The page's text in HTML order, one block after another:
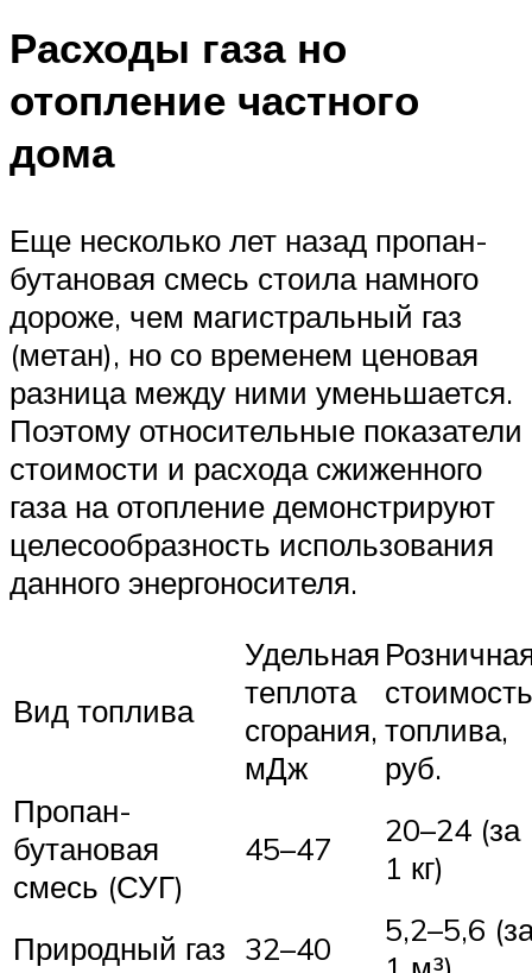
Расходы газа но
отопление частного
дома
Еще несколько лет назад пропан-
бутановая смесь стоила намного
дороже, чем магистральный газ
(метан), но со временем ценовая
разница между ними уменьшается.
Поэтому относительные показатели
стоимости и расхода сжиженного
газа на отопление демонстрируют
целесообразность использования
данного энергоносителя.
Вид топлива
Удельная
теплота
сгорания,
мДж
стоимость
топлива,
руб.
Пропан-
бутановая
смесь (СУГ)
45–47
20–24 (за
1 кг)
Природный газ 32–40
5,2–5,6